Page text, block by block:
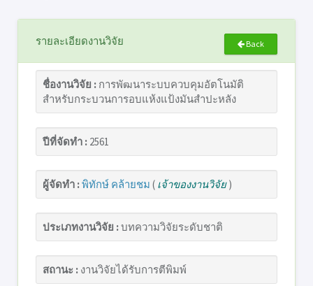
รายละเอียดงานวิจัย Back
ชื่องานวิจัย : การพัฒนาระบบควบคุมอัตโนมัติ
สำหรับกระบวนการอบแห้งแป้งมันสำปะหลัง
ปีที่จัดทำ : 2561
ผู้จัดทำ :พิทักษ์ คล้ายชม ( เจ้าของงานวิจัย)
ประเภทงานวิจัย :บทความวิจัยระดับชาติ
สถานะ : งานวิจัยได้รับการตีพิมพ์